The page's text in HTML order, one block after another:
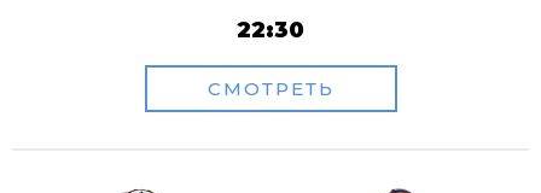
22:30
СМОТРЕТЬ